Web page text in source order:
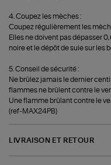
4. Coupez les mèches :
Coupez régulièrement les
Elles ne doivent pas dépasser
noire et le dépôt de suie sur les
5. Conseil de sécurité :
Ne brûlez jamais le dernier
flammes ne brûlent contre le
Une flamme brûlant contre le
(ref-MAX24PB)
LIVRAISON ET RETOUR